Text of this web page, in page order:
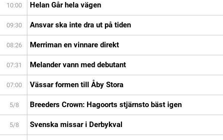
10:00 Helan Går hela vägen
09:30 Ansvar ska inte dra ut på tiden
08:26 Merriman en vinnare direkt
07:31 Melander vann med debutant
07:00 Vässar formen till Åby Stora
5/8 Breeders Crown: Hagoorts stjärnsto bäst igen
5/8 Svenska missar i Derbykval